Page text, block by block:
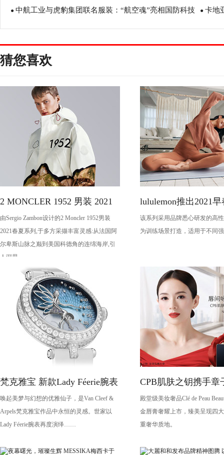
年轻化东方美学 式夏日
● 中航工业与虎豹集团联名服装：“航空魂”亮相国防科技
文博会
● 卡地
猜您喜欢
2 MONCLER 1952 男装 2021
春夏系列
由Sergio Zambon设计的2 Moncler 1952男装
2021春夏系列,于多方采撷丰富灵感:从法国阿
尔卑斯山脉之巅到美国科德角的连绵海岸,引
人深思。
lululemon推出2021
备
该系列采用品牌悉心研发的高
为训练场景打造，适用于不同
梵克雅宝 新款Lady Féerie腕表
唤起美梦与幻想的优雅仙子，是Van Cleef &
Arpels梵克雅宝作品中永恒的灵感。世家以
Lady Féerie腕表再度演绎……
CPB肌肤之钥携手章
演绎琉金唇膏大片
殿堂级美妆奢品Clé de Peau
金唇膏奢耀上市，臻美呈现四
重奢华质地。